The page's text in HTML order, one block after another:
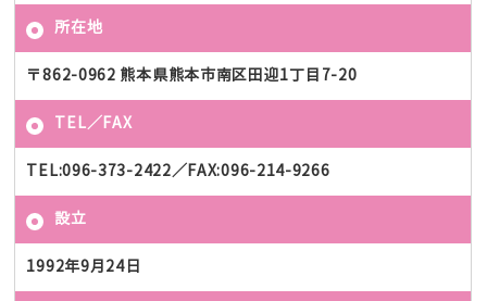
所在地
〒862-0962 熊本県熊本市南区田迎1丁目7-20
TEL／FAX
TEL:096-373-2422／FAX:096-214-9266
設立
1992年9月24日